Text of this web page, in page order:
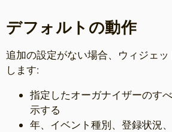
デフォルトの動作
追加の設定がない場合、ウィジェ
します:
指定したオーガナイザーのす
示する
年、イベント種別、登録状況